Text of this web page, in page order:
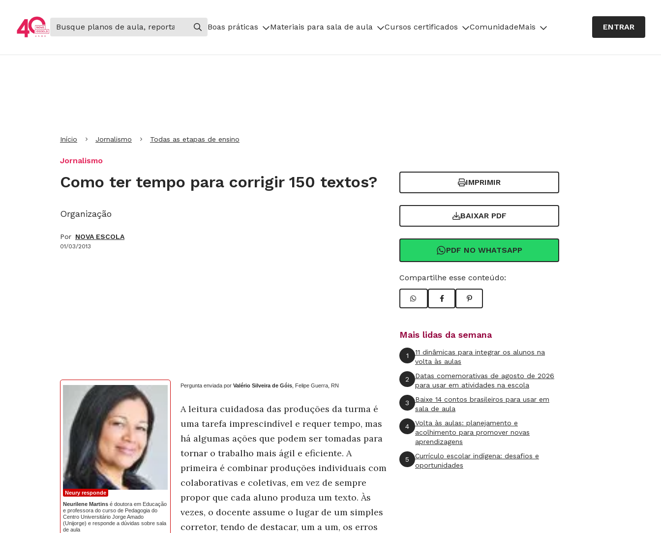
Boas práticas Materiais para sala de aula Cursos certificados ComunidadeMais ENTRAR
Início Jornalismo Todas as etapas de ensino
Jornalismo
Como ter tempo para corrigir 150 textos?
Organização
Por NOVA ESCOLA
01/03/2013
IMPRIMIR
BAIXAR PDF
PDF NO WHATSAPP
Compartilhe esse conteúdo:
Neury responde
Neurilene Martins é doutora em Educação
e professora do curso de Pedagogia do
Centro Universitário Jorge Amado
(Unijorge) e responde a dúvidas sobre sala
de aula
Pergunta enviada por Valério Silveira de Góis , Felipe Guerra, RN
A leitura cuidadosa das produções da turma é
uma tarefa imprescindível e requer tempo, mas
há algumas ações que podem ser tomadas para
tornar o trabalho mais ágil e eficiente. A
primeira é combinar produções individuais com
colaborativas e coletivas, em vez de sempre
propor que cada aluno produza um texto. Às
vezes, o docente assume o lugar de um simples
corretor, tendo de destacar, um a um, os erros
Mais lidas da semana
1
11 dinâmicas para integrar os alunos na
volta às aulas
2
Datas comemorativas de agosto de 2026
para usar em atividades na escola
3
Baixe 14 contos brasileiros para usar em
sala de aula
4
Volta às aulas: planejamento e
acolhimento para promover novas
aprendizagens
5
Currículo escolar indígena: desafios e
oportunidades